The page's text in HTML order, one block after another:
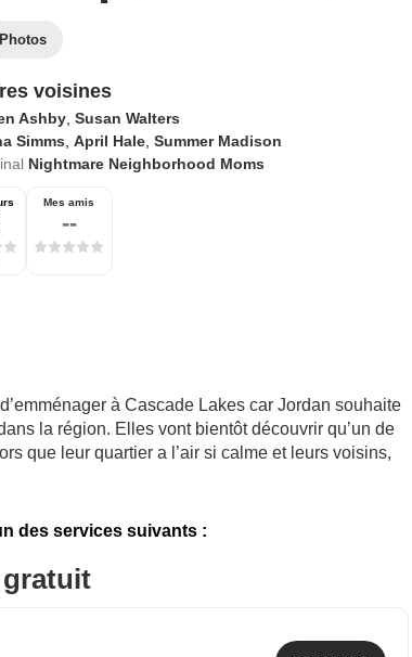
Photos
voisines
Ashby, Susan Walters
Simms April Hale, Summer Madison
Nightmare Neighborhood Moms
Mes amis
--
à Cascade Lakes car Jordan souhaite
la région. Elles vont bientôt découvrir qu’un de
que leur quartier a l’air si calme et leurs voisins,
des services suivants :
gratuit